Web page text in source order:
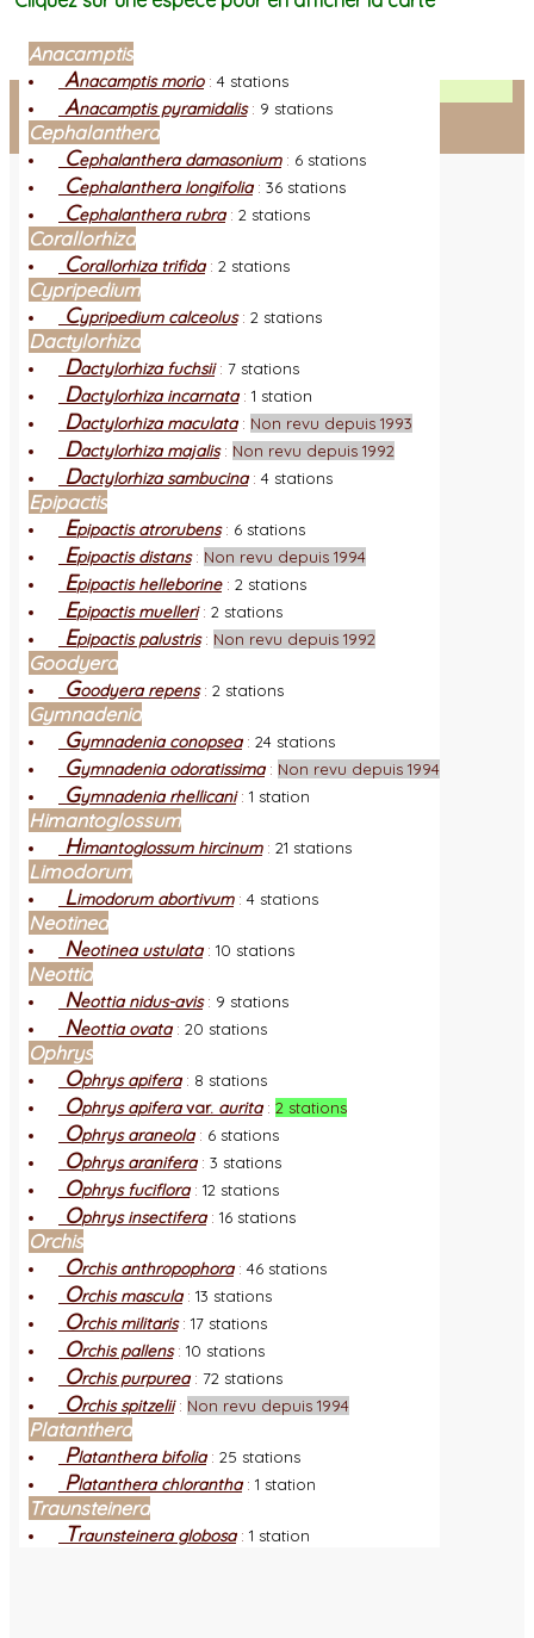
Facebook
Connexion adhérent
Anacamptis
Anacamptis morio: 4 stations
Anacamptis pyramidalis: 9 stations
Cephalanthera
Cephalanthera damasonium: 6 stations
Cephalanthera longifolia: 36 stations
Cephalanthera rubra: 2 stations
Corallorhiza
Corallorhiza trifida: 2 stations
Cypripedium
Cypripedium calceolus: 2 stations
Dactylorhiza
Dactylorhiza fuchsii: 7 stations
Dactylorhiza incarnata: 1 station
Dactylorhiza maculata: Non revu depuis 1993
Dactylorhiza majalis: Non revu depuis 1992
Dactylorhiza sambucina: 4 stations
Epipactis
Epipactis atrorubens: 6 stations
Epipactis distans: Non revu depuis 1994
Epipactis helleborine: 2 stations
Epipactis muelleri: 2 stations
Epipactis palustris: Non revu depuis 1992
Goodyera
Goodyera repens: 2 stations
Gymnadenia
Gymnadenia conopsea: 24 stations
Gymnadenia odoratissima: Non revu depuis 1994
Gymnadenia rhellicani: 1 station
Himantoglossum
Himantoglossum hircinum: 21 stations
Limodorum
Limodorum abortivum: 4 stations
Neotinea
Neotinea ustulata: 10 stations
Neottia
Neottia nidus-avis: 9 stations
Neottia ovata: 20 stations
Ophrys
Ophrys apifera: 8 stations
Ophrys apiferavar. aurita: 2 stations
Ophrys araneola: 6 stations
Ophrys aranifera: 3 stations
Ophrys fuciflora: 12 stations
Ophrys insectifera: 16 stations
Orchis
Orchis anthropophora: 46 stations
Orchis mascula: 13 stations
Orchis militaris: 17 stations
Orchis pallens: 10 stations
Orchis purpurea: 72 stations
Orchis spitzelii: Non revu depuis 1994
Platanthera
Platanthera bifolia: 25 stations
Platanthera chlorantha: 1 station
Traunsteinera
Traunsteinera globosa: 1 station